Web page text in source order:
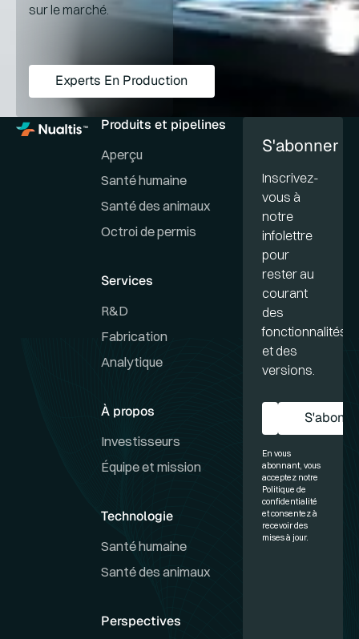
sur le marché.
Experts en production
Experts En Production
Produits et pipelines
Aperçu
Santé humaine
Santé des animaux
Octroi de permis
Services
R&D
Fabrication
Analytique
À propos
Investisseurs
Équipe et mission
Technologie
Santé humaine
Santé des animaux
Perspectives
S'abonner
Inscrivez-
vous à
notre
infolettre
pour
rester au
courant
des
fonctionnalités
et des
versions.
En vous
abonnant, vous
acceptez notre
Politique de
confidentialité
et consentez à
recevoir des
mises à jour.